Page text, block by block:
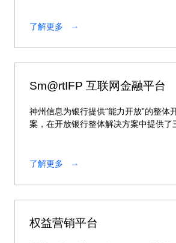
了解更多
Sm@rtIFP 互联网金融平台
神州信息为银行提供“能力开放”的整体
案，在开放银行整体解决方案中提供了
了解更多
权益营销平台